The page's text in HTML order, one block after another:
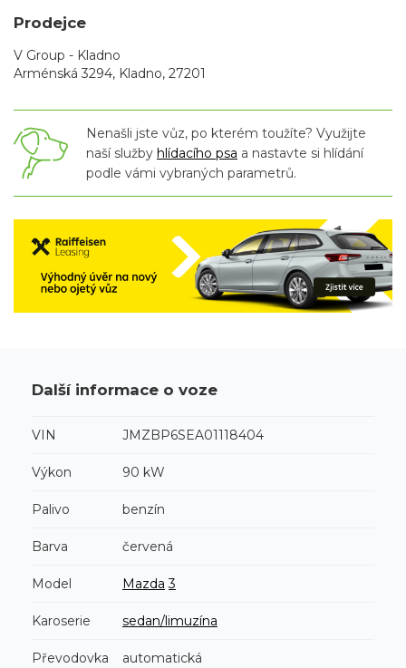
Prodejce
V Group - Kladno
Arménská 3294, Kladno, 27201
Nenašli jste vůz, po kterém toužíte? Využijte
naší služby hlídacího psa a nastavte si hlídání
podle vámi vybraných parametrů.
Další informace o voze
VIN JMZBP6SEA01118404
Výkon 90 kW
Palivo benzín
Barva červená
Model Mazda 3
Karoserie sedan/limuzína
Převodovka automatická